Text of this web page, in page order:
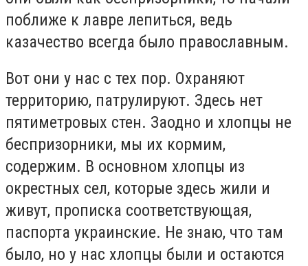
поближе к лавре лепиться, ведь
казачество всегда было православным.
Вот они у нас с тех пор. Охраняют
территорию, патрулируют. Здесь нет
пятиметровых стен. Заодно и хлопцы не
беспризорники, мы их кормим,
содержим. В основном хлопцы из
окрестных сел, которые здесь жили и
живут, прописка соответствующая,
паспорта украинские. Не знаю, что там
было, но у нас хлопцы были и остаются